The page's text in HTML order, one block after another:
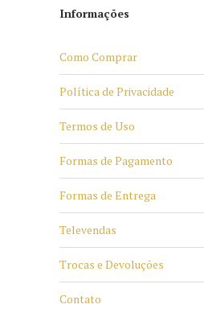
Informações
Como Comprar
Política de Privacidade
Termos de Uso
Formas de Pagamento
Formas de Entrega
Televendas
Trocas e Devoluções
Contato